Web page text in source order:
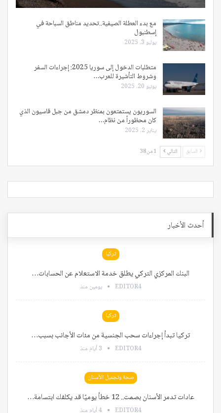
مع بدء العطلة الصيفية..تحديد مناطق السباحة في
إسطنبول
يوليو 3, 2025
متطلبات الدخول إلى سوريا 2025: إجراءات السفر
وشروط التأشيرة للعرب…
يونيو 20, 2025
السوريون يستمتعون بمنظر دمشق من جبل قاسيون الذي
كان محظوراً من نظام…
يناير 2, 2025
السابق التالي 1 من 38
أحدث الأخبار
تركيا
البنك المركزي التركي يطلق خدمة الاستعلام عن الحسابات…
EDITOR4 يومين منذ
تركيا
تركيا تبدأ إجراءات سحب الجنسية من مئات الأجانب بسبب…
EDITOR4 3 أيام منذ
صحة وتجميل الأسنان
عادات تدمر الأسنان بصمت.. 12 خطأ يوميًا قد يكلفك ابتسامة…
EDITOR4 4 أيام منذ